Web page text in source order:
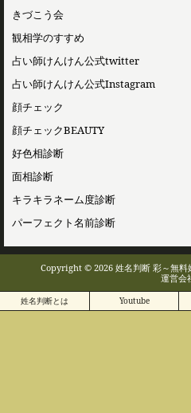
きづこう会
観相学のすすめ
占い師けんけん公式twitter
占い師けんけん公式Instagram
顔チェック
顔チェックBEAUTY
好色相診断
面相診断
キラキラネーム度診断
パーフェクト名前診断
Copyright © 2026 姓名判断 彩～無
運営会
姓名判断とは Youtube